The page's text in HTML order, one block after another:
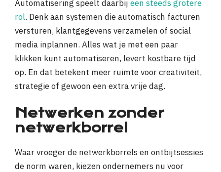
Automatisering speelt daarbij een steeds grotere
rol. Denk aan systemen die automatisch facturen
versturen, klantgegevens verzamelen of social
media inplannen. Alles wat je met een paar
klikken kunt automatiseren, levert kostbare tijd
op. En dat betekent meer ruimte voor creativiteit,
strategie of gewoon een extra vrije dag.
Netwerken zonder
netwerkborrel
Waar vroeger de netwerkborrels en ontbijtsessies
de norm waren, kiezen ondernemers nu voor